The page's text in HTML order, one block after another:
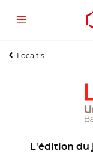
Aller
contenu
Aller
menu
Ouvrir
outils
Menu
Localtis
L'édition du